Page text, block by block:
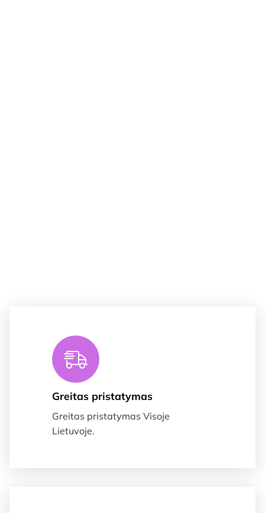
Greitas pristatymas
Greitas pristatymas Visoje
Lietuvoje.